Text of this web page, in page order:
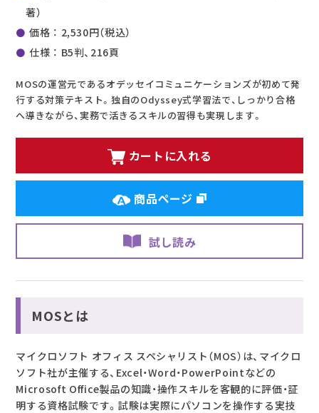
著）
価格 ： 2,530円（税込）
仕様 ： B5判、216頁
MOSの運営元であるオデッセイコミュニケーションズが初めて発
行する対策テキスト。独自のOdyssey式学習法で、しっかり合格
へ導きながら、実務で活きるスキルの習得も実現します。
カートに入れる
商品ページ
試し読み
MOSとは
マイクロソフト オフィス スペシャリスト（MOS）は、マイクロ
ソフト社が主催する、Excel・Word・PowerPointなどの
Microsoft Office製品の知識・操作スキルを客観的に評価・証
明する資格試験です。試験は実際にパソコンを操作する実技